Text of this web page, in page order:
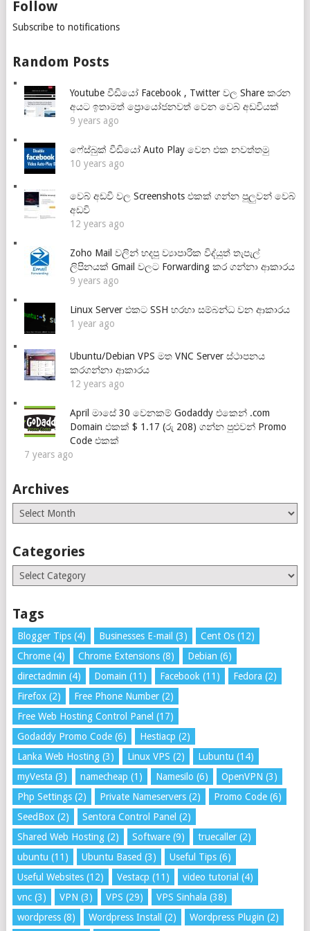
Follow
Subscribe to notifications
Random Posts
Youtube වීඩියෝ Facebook , Twitter වල Share කරන
අයට ඉතාමත් ප්‍රොයෝජනවත් වෙන වෙබ් අඩවියක්
9 years ago
ෆේස්බුක් වීඩියෝ Auto Play වෙන එක නවත්තමු
10 years ago
වෙබ් අඩවි වල Screenshots එකක් ගන්න පුලුවන් වෙබ්
අඩවි
12 years ago
Zoho Mail වලින් හදපු ව්‍යාපාරික විද්යුත් තැපැල්
ලිපිනයක් Gmail වලට Forwarding කර ගන්නා ආකාරය
9 years ago
Linux Server එකට SSH හරහා සම්බන්ධ වන ආකාරය
1 year ago
Ubuntu/Debian VPS මත VNC Server ස්ථාපනය
කරගන්නා ආකාරය
12 years ago
April මාසේ 30 වෙනකම් Godaddy එකෙන් .com
Domain එකක් $ 1.17 (රු 208) ගන්න පුළුවන් Promo
Code එකක්
7 years ago
Archives
Archives
Categories
Categories
Tags
Blogger Tips(4) Businesses E-mail (3) Cent Os(12)
Chrome(4) Chrome Extensions(8) Debian (6)
directadmin (4) Domain (11) Facebook (11) Fedora (2)
Firefox(2) Free Phone Number(2)
Free Web Hosting Control Panel (17)
Godaddy Promo Code(6) Hestiacp (2)
Lanka Web Hosting(3) Linux VPS (2) Lubuntu (14)
myVesta (3) namecheap (1) Namesilo (6) OpenVPN (3)
Php Settings(2) Private Nameservers(2) Promo Code(6)
SeedBox(2) Sentora Control Panel (2)
Shared Web Hosting(2) Software(9) truecaller(2)
ubuntu (11) Ubuntu Based (3) Useful Tips(6)
Useful Websites(12) Vestacp (11) video tutorial (4)
vnc(3) VPN (3) VPS (29) VPS Sinhala (38)
wordpress(8) Wordpress Install (2) Wordpress Plugin (2)